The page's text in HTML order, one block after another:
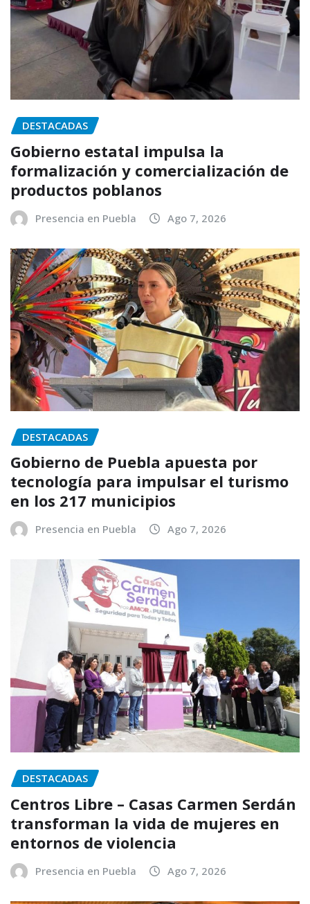
DESTACADAS
Gobierno estatal impulsa la
formalización y comercialización de
productos poblanos
Presencia en Puebla Ago 7, 2026
DESTACADAS
Gobierno de Puebla apuesta por
tecnología para impulsar el turismo
en los 217 municipios
Presencia en Puebla Ago 7, 2026
DESTACADAS
Centros Libre – Casas Carmen Serdán
transforman la vida de mujeres en
entornos de violencia
Presencia en Puebla Ago 7, 2026